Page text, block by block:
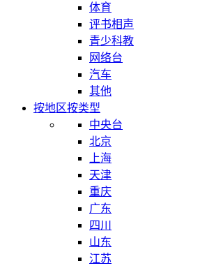
体育
评书相声
青少科教
网络台
汽车
其他
按地区按类型
中央台
北京
上海
天津
重庆
广东
四川
山东
江苏